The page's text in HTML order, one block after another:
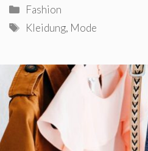
Kategorien
Fashion
Schlagwörter
Kleidung, Mode